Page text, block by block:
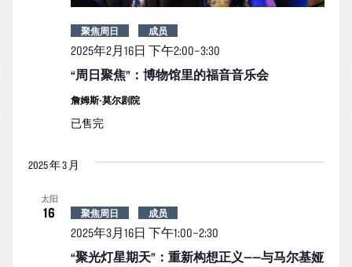
“周日聚焦”：博物馆里的福音音乐会
2025年2月16日 下午2:00–3:30
聚焦周日 成员
詹姆斯-莫尔剧院
已售完
2025 年 3 月
太阳
16
“聚光灯星期天”：重新构想正义——与马尔基娅
2025年3月16日 下午1:00–2:30
聚焦周日 成员